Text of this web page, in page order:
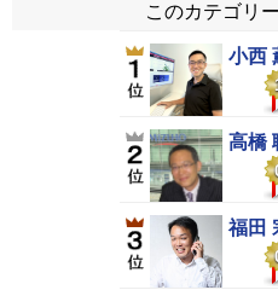
このカテゴリ
小西
高橋
福田